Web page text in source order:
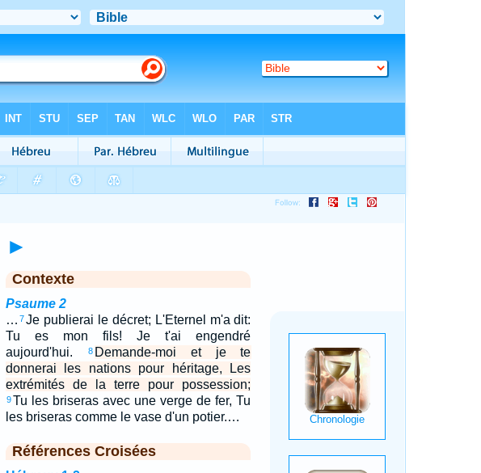
►
Contexte
Psaume 2
… 7Je publierai le décret; L'Eternel m'a dit:
Tu es mon fils! Je t'ai engendré
aujourd'hui.
8 Demande-moi et je te
donnerai les nations pour héritage, Les
extrémités de la terre pour possession;
9Tu les briseras avec une verge de fer, Tu
les briseras comme le vase d'un potier.…
Références Croisées